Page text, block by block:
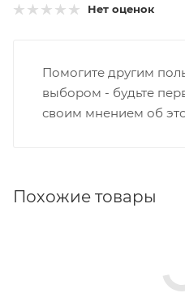
Нет оценок
Помогите другим
выбором - будьте
своим мнением об
Похожие товары